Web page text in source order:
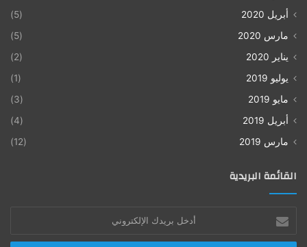
أبريل 2020
(5)
مارس 2020
(5)
يناير 2020
(2)
يوليو 2019
(1)
مايو 2019
(3)
أبريل 2019
(4)
مارس 2019
(12)
القائمة البريدية
بريدك
الإلكتروني